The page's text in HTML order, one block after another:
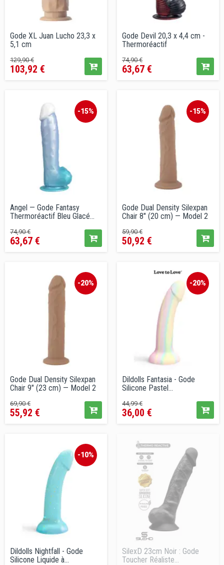
Gode XL Juan Lucho 23,3 x
5,1 cm
Prix
de
129,90 €Prix
103,92 €
Gode Devil 20,3 x 4,4 cm -
Thermoréactif
Prix
de
74,90 €Prix
63,67 €
-15%
Angel — Gode Fantasy
Thermoréactif Bleu Glacé
Prix
de
74,90 €Prix
63,67 €
-15%
Gode Dual Density Silexpan
Chair 8" (20 cm) — Model 2
Prix
de
59,90 €Prix
50,92 €
-20%
Gode Dual Density Silexpan
Chair 9" (23 cm) — Model 2
Prix
de
69,90 €Prix
55,92 €
-20%
Dildolls Fantasia - Gode
Silicone Pastel...
Prix
de
44,99 €Prix
36,00 €
-10%
Dildolls Nightfall - Gode
Silicone Liquide à...
SilexD 23cm Noir : Gode
Toucher Réaliste...